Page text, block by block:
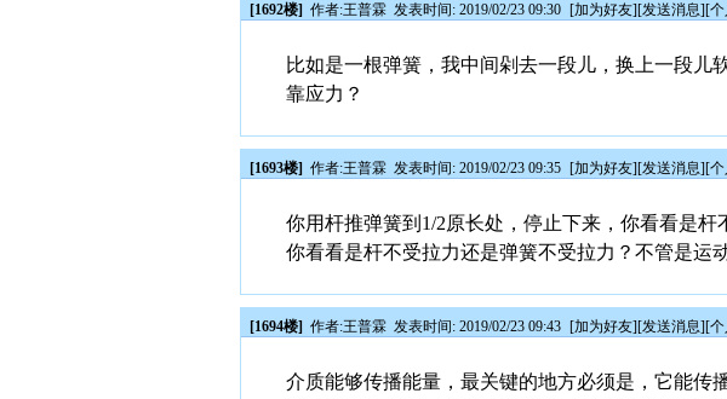
[1692楼] 作者:王普霖 发表时间: 2019/02/23 09:30 [加为好友][发送消息][个
比如是一根弹簧，我中间剁去一段儿，换上一段儿
靠应力？
[1693楼] 作者:王普霖 发表时间: 2019/02/23 09:35 [加为好友][发送消息][个
你用杆推弹簧到1/2原长处，停止下来，你看看是
你看看是杆不受拉力还是弹簧不受拉力？不管是运
[1694楼] 作者:王普霖 发表时间: 2019/02/23 09:43 [加为好友][发送消息][个
介质能够传播能量，最关键的地方必须是，它能传